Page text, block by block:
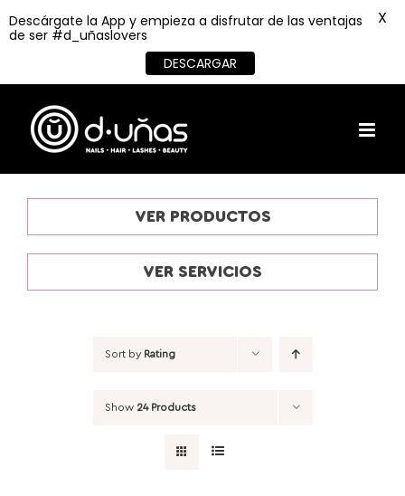
content
VER PRODUCTOS
VER SERVICIOS
Sort by Rating
Show 24 Products
Descárgate la App y empieza a disfrutar de las ventajas
de ser #d_uñaslovers
DESCARGAR
X